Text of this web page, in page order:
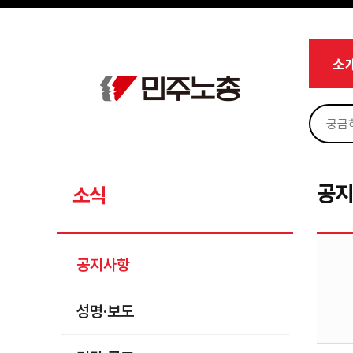
메뉴 건너뛰기
소
소식
공지사항
성명·보도
공
Sketchbook5, 스케치북5
Sketchbook5, 스케치북5